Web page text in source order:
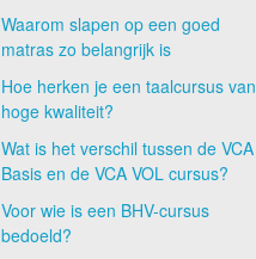
Waarom slapen op een goed
matras zo belangrijk is
Hoe herken je een taalcursus van
hoge kwaliteit?
Wat is het verschil tussen de VCA
Basis en de VCA VOL cursus?
Voor wie is een BHV-cursus
bedoeld?